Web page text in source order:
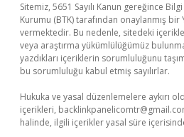
Sitemiz, 5651 Sayılı Kanun gereğince
Kurumu (BTK) tarafından onaylanmış bir
vermektedir. Bu nedenle, sitedeki
veya araştırma yükümlülüğümüz
yazdıkları içeriklerin sorumluluğunu
bu sorumluluğu kabul etmiş sayılırlar.
Hukuka ve yasal düzenlemelere aykırı
içerikleri,
halinde, ilgili içerikler yasal süre